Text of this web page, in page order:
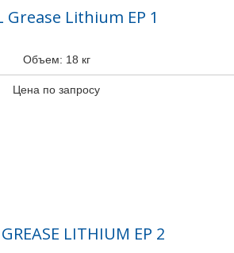
Grease Lithium EP 1
Объем: 18 кг
Цена по запросу
LITHIUM EP 2